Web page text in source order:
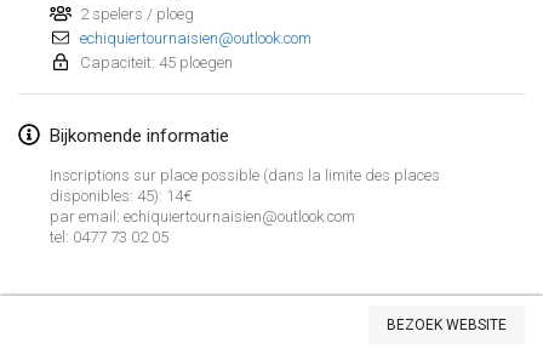
Weergave lijst
2 spelers / ploeg
echiquiertournaisien@outlook.com
Capaciteit: 45 ploegen
Bijkomende informatie
Inscriptions sur place possible (dans la limite des places
disponibles: 45): 14€
par email: echiquiertournaisien@outlook.com
tel: 0477 73 02 05
BEZOEK WEBSITE
Lumi Mölkky
9 feb. 2019|Finland
9 feb. 2019|Frankrijk
OTH
16 feb. 2019| Finland